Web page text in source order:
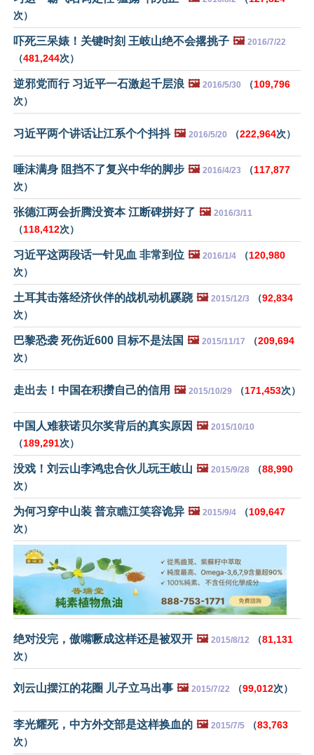
次）
吓死三呆婊！关键时刻 王岐山绝不会撂挑子 🖼️ 2016/7/22
（481,244次）
逆邪党而行 习近平一石激起千层浪 🖼️ 2016/5/30 （109,796
次）
习近平两个讲话让江系个个抖抖 🖼️ 2016/5/20 （222,964次）
唾沫满身 阻挡不了复兴中华的脚步 🖼️ 2016/4/23 （117,877
次）
张德江两会折腾没资本 江断碑拼好了 🖼️ 2016/3/11
（118,412次）
习近平这两段话一针见血 非常到位 🖼️ 2016/1/4 （120,980
次）
土耳其击落经济伙伴的战机动机蹊跷 🖼️ 2015/12/3 （92,834
次）
巴黎恐袭 死伤近600 目标不是法国 🖼️ 2015/11/17 （209,694
次）
走出去！中国在积攒自己的信用 🖼️ 2015/10/29 （171,453次）
中国人难获诺贝尔奖背后的真实原因 🖼️ 2015/10/10
（189,291次）
没戏！刘云山李鸿忠合伙儿玩王岐山 🖼️ 2015/9/28 （88,990
次）
为何习穿中山装 普京瞧江笑容诡异 🖼️ 2015/9/4 （109,647
次）
绝对没完，傲嘴噘成这样还是被双开 🖼️ 2015/8/12 （81,131
次）
刘云山摆江的花圈 儿子立马出事 🖼️ 2015/7/22 （99,012次）
李光耀死，中方外交部是这样换血的 🖼️ 2015/7/5 （83,763
次）